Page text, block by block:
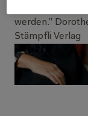
werden.”
Stämpfli Verlag